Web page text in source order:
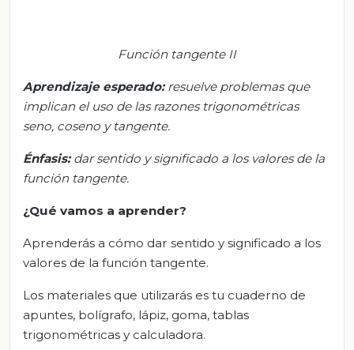
Función tangente II
Aprendizaje esperado: resuelve problemas que
implican el uso de las razones trigonométricas
seno, coseno y tangente.
Énfasis:dar sentido y significado a los valores de la
función tangente.
¿Qué vamos a aprender?
Aprenderás a cómo dar sentido y significado a los
valores de la función tangente.
Los materiales que utilizarás es tu cuaderno de
apuntes, bolígrafo, lápiz, goma, tablas
trigonométricas y calculadora.